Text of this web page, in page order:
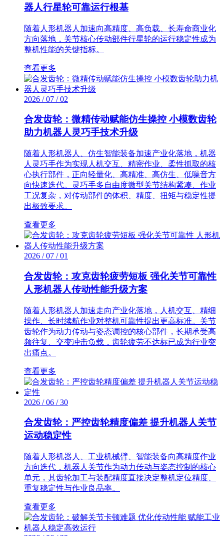
器人行星轮可靠运行根基
随着人形机器人加速向高精度、高负载、长寿命商业化
方向落地，关节核心传动部件行星轮的运行稳定性成为
整机性能的关键指标。
查看更多
2026 / 07 / 02
合发齿轮：微精传动赋能仿生操控 小模数齿轮
助力机器人灵巧手技术升级
随着人形机器人、仿生智能装备加速产业化落地，机器
人灵巧手作为实现人机交互、精密作业、柔性抓取的核
心执行部件，正向轻量化、高精准、高仿生、低噪音方
向快速迭代。灵巧手多自由度微型关节结构紧凑、作业
工况复杂，对传动部件的体积、精度、扭矩与稳定性提
出极致要求。
查看更多
2026 / 07 / 01
合发齿轮：攻克齿轮疲劳短板 强化关节可靠性
人形机器人传动性能升级方案
随着人形机器人加速走向产业化落地，人机交互、精细
操作、长时续航作业对整机可靠性提出更高标准。关节
齿轮作为动力传动与姿态调控的核心部件，长期承受高
频往复、交变冲击负载，齿轮疲劳不达标已成为行业突
出痛点。
查看更多
2026 / 06 / 30
合发齿轮：严控齿轮精度偏差 提升机器人关节
运动稳定性
随着人形机器人、工业机械臂、智能装备向高精度作业
方向迭代，机器人关节作为动力传动与姿态控制的核心
单元，其齿轮加工与装配精度直接决定整机定位精度、
重复稳定性与作业良品率。
查看更多